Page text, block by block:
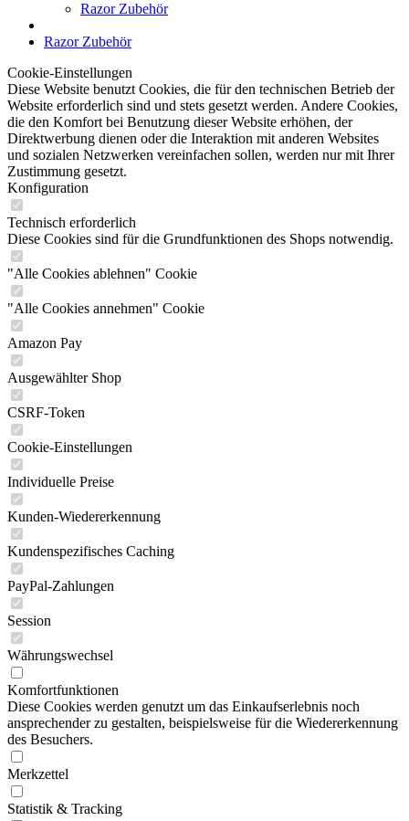
Razor Zubehör
Razor Zubehör
Cookie-Einstellungen
Diese Website benutzt Cookies, die für den technischen Betrieb der
Website erforderlich sind und stets gesetzt werden. Andere Cookies,
die den Komfort bei Benutzung dieser Website erhöhen, der
Direktwerbung dienen oder die Interaktion mit anderen Websites
und sozialen Netzwerken vereinfachen sollen, werden nur mit Ihrer
Zustimmung gesetzt.
Konfiguration
Technisch erforderlich
Diese Cookies sind für die Grundfunktionen des Shops notwendig.
"Alle Cookies ablehnen" Cookie
"Alle Cookies annehmen" Cookie
Amazon Pay
Ausgewählter Shop
CSRF-Token
Cookie-Einstellungen
Individuelle Preise
Kunden-Wiedererkennung
Kundenspezifisches Caching
PayPal-Zahlungen
Session
Währungswechsel
Komfortfunktionen
Diese Cookies werden genutzt um das Einkaufserlebnis noch
ansprechender zu gestalten, beispielsweise für die Wiedererkennung
des Besuchers.
Merkzettel
Statistik & Tracking